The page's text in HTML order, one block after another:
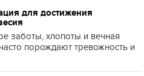
для достижения
заботы, хлопоты и вечная
порождают тревожность и